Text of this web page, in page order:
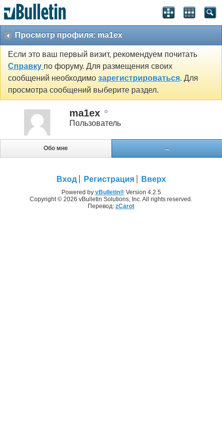
Просмотр профиля: ma1ex
Если это ваш первый визит, рекомендуем почитать
Справку по форуму. Для размещения своих
сообщений необходимо зарегистрироваться. Для
просмотра сообщений выберите раздел.
ma1ex
Пользователь
Обо мне ...
Вход Регистрация Вверх
Powered by vBulletin®Version 4.2.5
Copyright © 2026 vBulletin Solutions, Inc. All rights reserved.
Перевод: zCarot